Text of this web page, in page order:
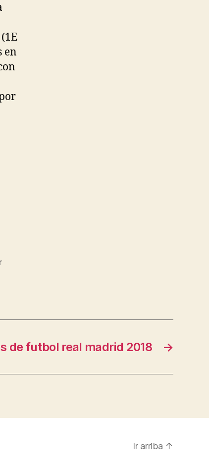
en
→
de futbol real madrid 2018
Ir arriba ↑